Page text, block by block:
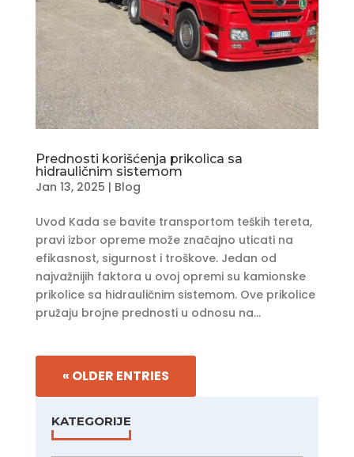
Prednosti korišćenja prikolica sa
hidrauličnim sistemom
Jan 13, 2025 | Blog
Uvod Kada se bavite transportom teških tereta,
pravi izbor opreme može značajno uticati na
efikasnost, sigurnost i troškove. Jedan od
najvažnijih faktora u ovoj opremi su kamionske
prikolice sa hidrauličnim sistemom. Ove prikolice
pružaju brojne prednosti u odnosu na...
« OLDER ENTRIES
KATEGORIJE